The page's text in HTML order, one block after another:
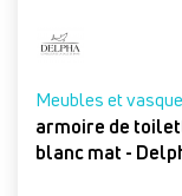
Meubles et
armoire de
blanc